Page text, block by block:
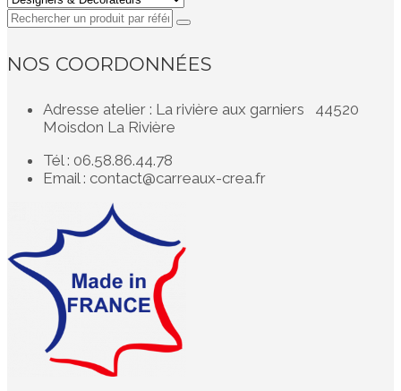
NOS COORDONNÉES
Adresse atelier : La rivière aux garniers 44520
Moisdon La Rivière
Tél : 06.58.86.44.78
Email : contact@carreaux-crea.fr